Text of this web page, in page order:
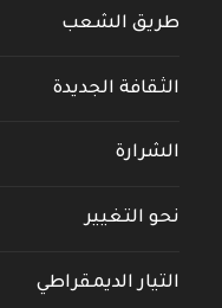
طريق الشعب
الثقافة الجديدة
الشرارة
نحو التغيير
التيار الديمقراطي